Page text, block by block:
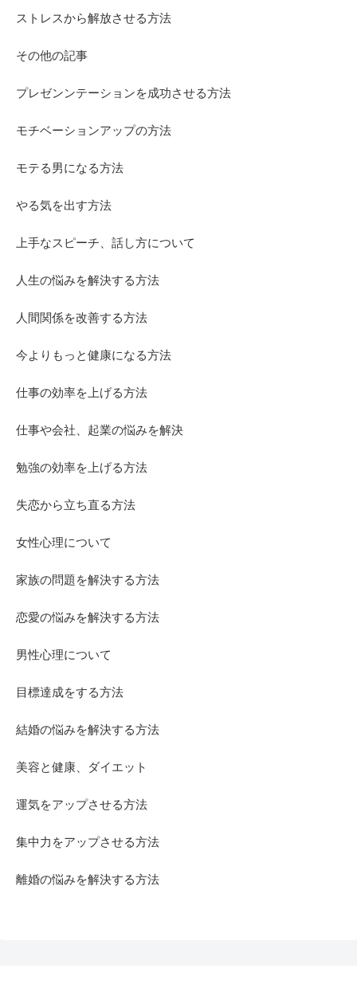
ストレスから解放させる方法
その他の記事
プレゼンンテーションを成功させる方法
モチベーションアップの方法
モテる男になる方法
やる気を出す方法
上手なスピーチ、話し方について
人生の悩みを解決する方法
人間関係を改善する方法
今よりもっと健康になる方法
仕事の効率を上げる方法
仕事や会社、起業の悩みを解決
勉強の効率を上げる方法
失恋から立ち直る方法
女性心理について
家族の問題を解決する方法
恋愛の悩みを解決する方法
男性心理について
目標達成をする方法
結婚の悩みを解決する方法
美容と健康、ダイエット
運気をアップさせる方法
集中力をアップさせる方法
離婚の悩みを解決する方法